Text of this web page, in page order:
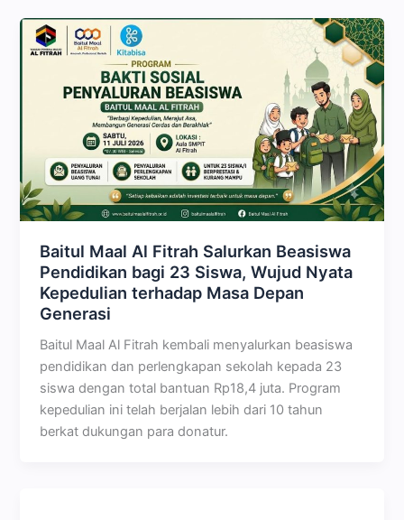
Baitul Maal Al Fitrah Salurkan Beasiswa
Pendidikan bagi 23 Siswa, Wujud Nyata
Kepedulian terhadap Masa Depan
Generasi
Baitul Maal Al Fitrah kembali menyalurkan beasiswa
pendidikan dan perlengkapan sekolah kepada 23
siswa dengan total bantuan Rp18,4 juta. Program
kepedulian ini telah berjalan lebih dari 10 tahun
berkat dukungan para donatur.